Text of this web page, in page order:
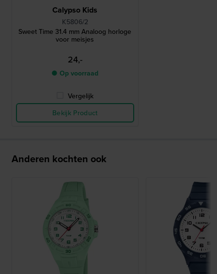
Calypso Kids
K5806/2
Sweet Time 31.4 mm Analoog horloge
voor meisjes
24,-
● Op voorraad
Vergelijk
Bekijk Product
Anderen kochten ook